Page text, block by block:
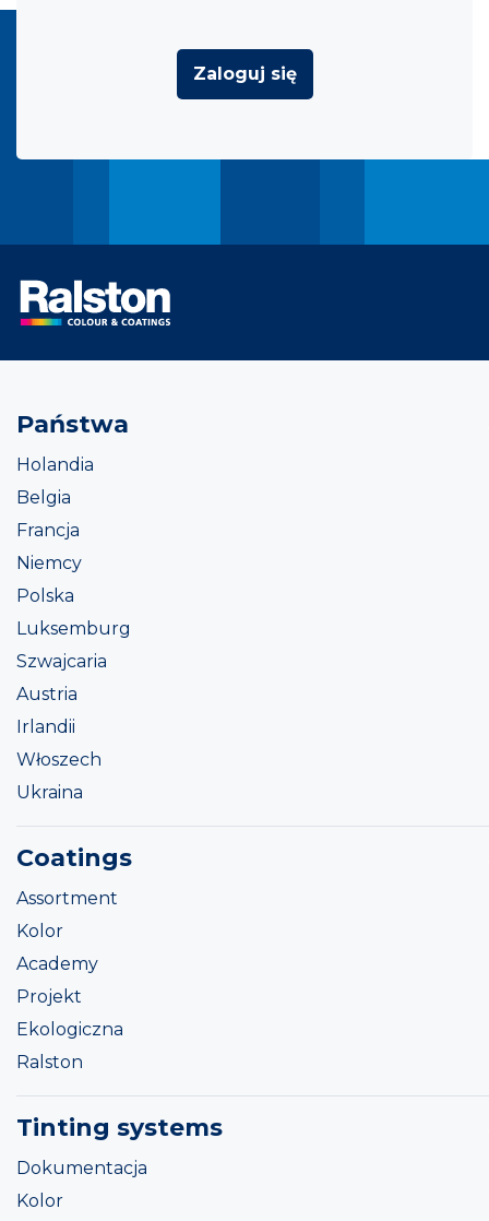
Zaloguj się
Państwa
Holandia
Belgia
Francja
Niemcy
Polska
Luksemburg
Szwajcaria
Austria
Irlandii
Włoszech
Ukraina
Coatings
Assortment
Kolor
Academy
Projekt
Ekologiczna
Ralston
Tinting systems
Dokumentacja
Kolor